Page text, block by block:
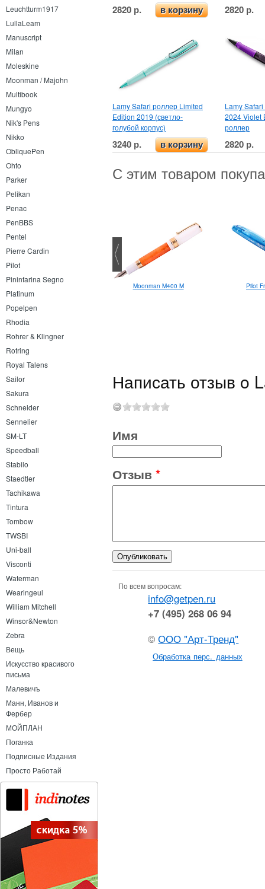
Leuchtturm1917
LullaLeam
Manuscript
Milan
Moleskine
Moonman / Majohn
Multibook
Mungyo
Nik's Pens
Nikko
ObliquePen
Ohto
Parker
Pelikan
Penac
PenBBS
Pentel
Pierre Cardin
Pilot
Pininfarina Segno
Platinum
Popelpen
Rhodia
Rohrer & Klingner
Rotring
Royal Talens
Sailor
Sakura
Schneider
Sennelier
SM-LT
Speedball
Stabilo
Staedtler
Tachikawa
Tintura
Tombow
TWSBI
Uni-ball
Visconti
Waterman
Wearingeul
William Mitchell
Winsor&Newton
Zebra
Вещь
Искусство красивого
письма
Малевичъ
Манн, Иванов и
Фербер
МОЙПЛАН
Поганка
Подписные Издания
Просто Работай
2820 р. в корзину 2820 р.
Lamy Safari роллер Limited
Edition 2019 (светло-
голубой корпус)
3240 р. в корзину
Lamy
2024 Violet
роллер
2820 р.
С этим товаром
Lamy Al-Star роллер Moonman M400 M Pilot
Написать отзыв o
Имя
Отзыв *
По всем вопросам:
info@getpen.ru
+7 (495) 268 06 94
©ООО "Арт-Тренд"
Обработка перс. данных